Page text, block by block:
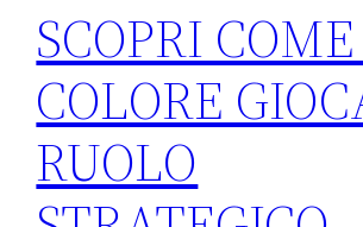
SCOPRI
COLORE
RUOLO